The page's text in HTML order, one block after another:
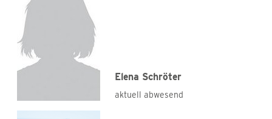
Elena Schröter
aktuell abwesend